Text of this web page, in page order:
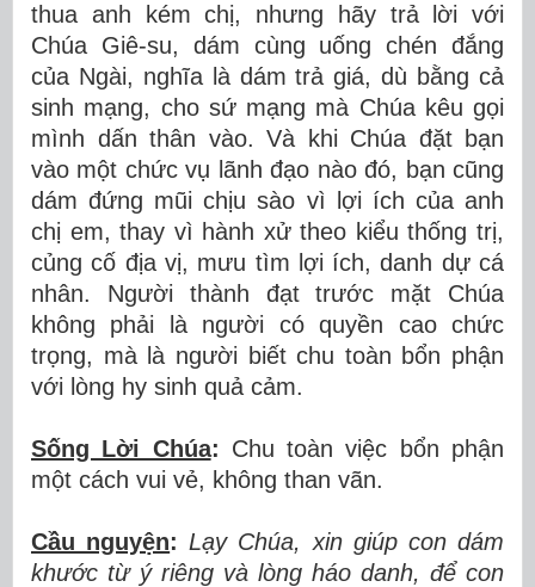
thua anh kém chị, nhưng hãy trả lời với
Chúa Giê-su, dám cùng uống chén đắng
của Ngài, nghĩa là dám trả giá, dù bằng cả
sinh mạng, cho sứ mạng mà Chúa kêu gọi
mình dấn thân vào. Và khi Chúa đặt bạn
vào một chức vụ lãnh đạo nào đó, bạn cũng
dám đứng mũi chịu sào vì lợi ích của anh
chị em, thay vì hành xử theo kiểu thống trị,
củng cố địa vị, mưu tìm lợi ích, danh dự cá
nhân. Người thành đạt trước mặt Chúa
không phải là người có quyền cao chức
trọng, mà là người biết chu toàn bổn phận
với lòng hy sinh quả cảm.
Sống Lời Chúa: Chu toàn việc bổn phận
một cách vui vẻ, không than vãn.
Cầu nguyện: Lạy Chúa, xin giúp con dám
khước từ ý riêng và lòng háo danh, để con